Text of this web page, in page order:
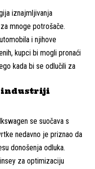
iznajmljivanja
mnoge potrošače.
i njihove
kupci bi mogli pronaći
kada bi se odlučili za
industriji
se suočava s
nedavno je priznao da
donošenja odluka.
za optimizaciju